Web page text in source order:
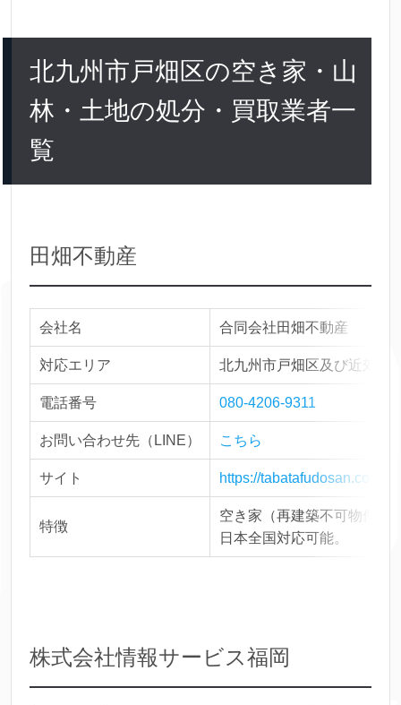
北九州市戸畑区の空き家・山
林・土地の処分・買取業者一
覧
田畑不動産
会社名 合同会社田畑不動産
対応エリア 北九州市戸畑区及び近郊地
電話番号 080-4206-9311
お問い合わせ先（LINE） こちら
サイト https://tabatafudosan.com
特徴
空き家（再建築不可物件含
日本全国対応可能。
株式会社情報サービス福岡